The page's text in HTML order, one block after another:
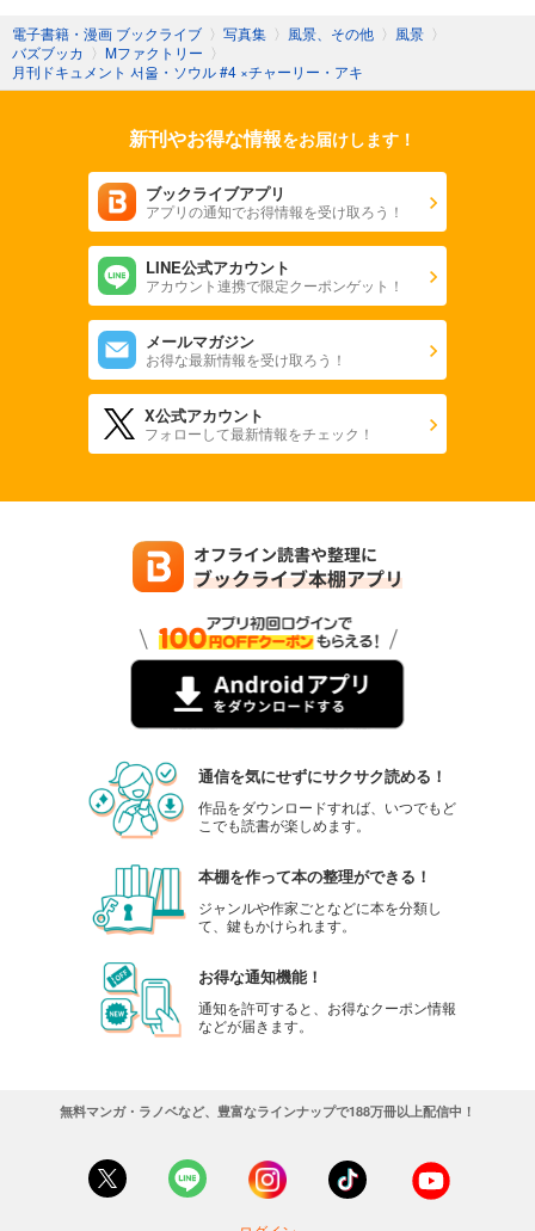
電子書籍・漫画 ブックライブ 〉 写真集 〉 風景、その他 〉 風景 〉
バズブッカ 〉 Mファクトリー 〉
月刊ドキュメント 서울・ソウル #4 ×チャーリー・アキ
新刊やお得な情報をお届けします！
ブックライブアプリ
アプリの通知でお得情報を受け取ろう！
LINE公式アカウント
アカウント連携で限定クーポンゲット！
メールマガジン
お得な最新情報を受け取ろう！
X公式アカウント
フォローして最新情報をチェック！
通信を気にせずにサクサク読める！
作品をダウンロードすれば、いつでもど
こでも読書が楽しめます。
本棚を作って本の整理ができる！
ジャンルや作家ごとなどに本を分類し
て、鍵もかけられます。
お得な通知機能！
通知を許可すると、お得なクーポン情報
などが届きます。
無料マンガ・ラノベなど、豊富なラインナップで188万冊以上配信中！